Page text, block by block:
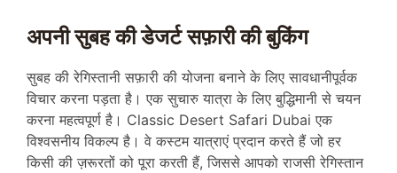
अपनी सुबह की डेजर्ट सफ़ारी की बुकिंग
सुबह की रेगिस्तानी सफ़ारी की योजना बनाने के लिए सावधानीपूर्वक
विचार करना पड़ता है। एक सुचारु यात्रा के लिए बुद्धिमानी से चयन
करना महत्वपूर्ण है। Classic Desert Safari Dubai एक
विश्वसनीय विकल्प है। वे कस्टम यात्राएं प्रदान करते हैं जो हर
किसी की ज़रूरतों को पूरा करती हैं, जिससे आपको राजसी रेगिस्तान